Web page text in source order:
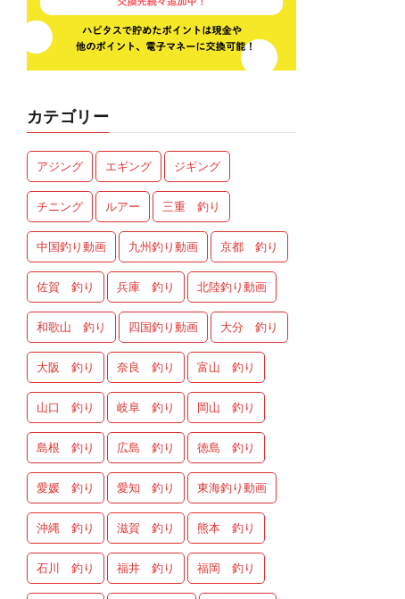
カテゴリー
アジング エギング ジギング
チニング ルアー 三重 釣り
中国釣り動画 九州釣り動画 京都 釣り
佐賀 釣り 兵庫 釣り 北陸釣り動画
和歌山 釣り 四国釣り動画 大分 釣り
大阪 釣り 奈良 釣り 富山 釣り
山口 釣り 岐阜 釣り 岡山 釣り
島根 釣り 広島 釣り 徳島 釣り
愛媛 釣り 愛知 釣り 東海釣り動画
沖縄 釣り 滋賀 釣り 熊本 釣り
石川 釣り 福井 釣り 福岡 釣り